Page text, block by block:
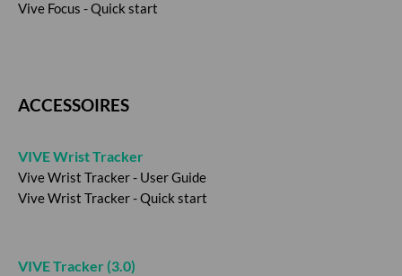
Vive Focus - Quick start
ACCESSOIRES
VIVE Wrist Tracker
Vive Wrist Tracker - User Guide
Vive Wrist Tracker - Quick start
VIVE Tracker (3.0)